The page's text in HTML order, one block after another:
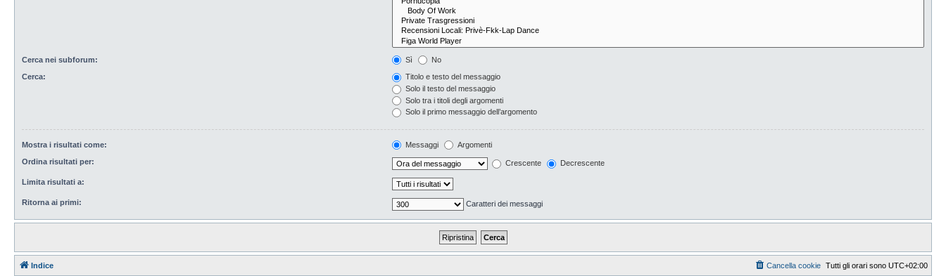
Cerca nei subforum: Sì No
Cerca:
Titolo e testo del messaggio
Solo il testo del messaggio
Solo tra i titoli degli argomenti
Solo il primo messaggio dell’argomento
Mostra i risultati come: Messaggi Argomenti
Ordina risultati per: Crescente Decrescente
Limita risultati a:
Ritorna ai primi: Caratteri dei messaggi
Indice Tutti gli orari sono UTC+02:00
Cancella cookie